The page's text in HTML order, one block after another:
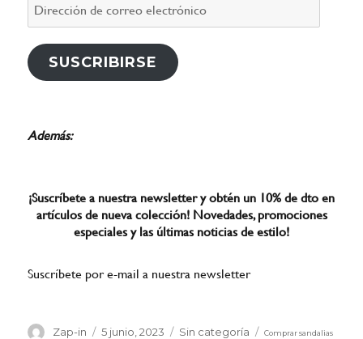
de
electrónico
SUSCRIBIRSE
Además:
¡Suscríbete a nuestra newsletter y obtén un 10% de dto en
artículos de nueva colección! Novedades, promociones
especiales y las últimas noticias de estilo!
Suscríbete por e-mail a nuestra newsletter
Autor
Zap-in
Publicado
5 junio, 2023 Categorías
Sin categoría
Comprar sandalias